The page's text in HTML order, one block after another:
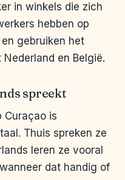
in winkels die zich
hebben op
gebruiken het
en België.
spreekt
Curaçao is
Thuis spreken ze
leren ze vooral
dat handig of